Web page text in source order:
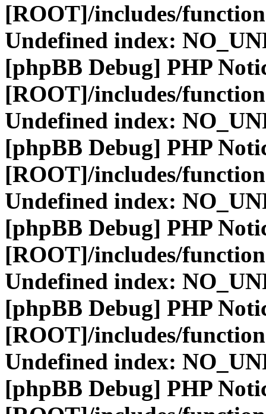
[ROOT]/includes/
Undefined index:
[phpBB Debug] PHP
[ROOT]/includes/
Undefined index:
[phpBB Debug] PHP
[ROOT]/includes/
Undefined index:
[phpBB Debug] PHP
[ROOT]/includes/
Undefined index:
[phpBB Debug] PHP
[ROOT]/includes/
Undefined index:
[phpBB Debug] PHP